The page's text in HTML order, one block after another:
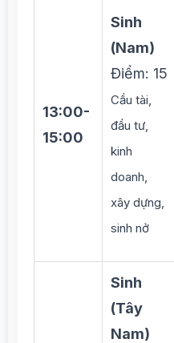
13:00-
15:00
Sinh
(Nam)
Điểm: 15
Cầu tài,
đầu tư,
kinh
doanh,
xây dựng,
sinh nở
Sinh
(Tây
Nam)